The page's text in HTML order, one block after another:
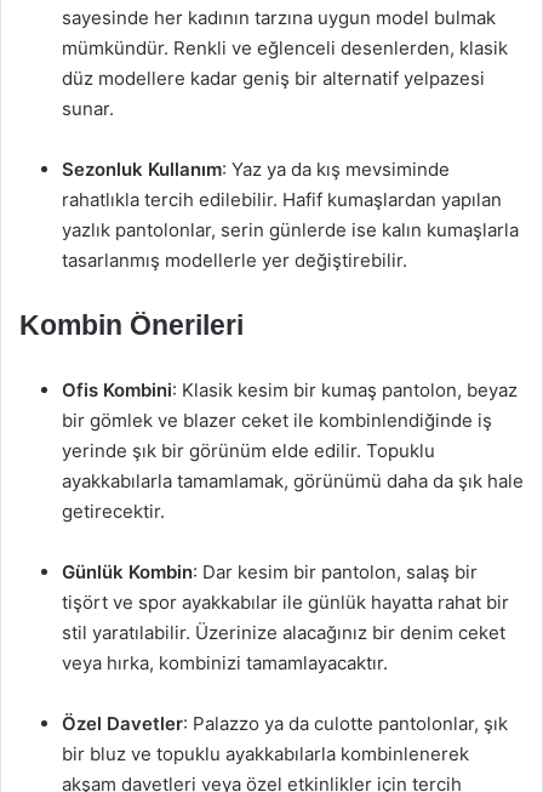
sayesinde her kadının tarzına uygun model bulmak
mümkündür. Renkli ve eğlenceli desenlerden, klasik
düz modellere kadar geniş bir alternatif yelpazesi
sunar.
Sezonluk Kullanım: Yaz ya da kış mevsiminde
rahatlıkla tercih edilebilir. Hafif kumaşlardan yapılan
yazlık pantolonlar, serin günlerde ise kalın kumaşlarla
tasarlanmış modellerle yer değiştirebilir.
Kombin Önerileri
Ofis Kombini: Klasik kesim bir kumaş pantolon, beyaz
bir gömlek ve blazer ceket ile kombinlendiğinde iş
yerinde şık bir görünüm elde edilir. Topuklu
ayakkabılarla tamamlamak, görünümü daha da şık hale
getirecektir.
Günlük Kombin: Dar kesim bir pantolon, salaş bir
tişört ve spor ayakkabılar ile günlük hayatta rahat bir
stil yaratılabilir. Üzerinize alacağınız bir denim ceket
veya hırka, kombinizi tamamlayacaktır.
Özel Davetler: Palazzo ya da culotte pantolonlar, şık
bir bluz ve topuklu ayakkabılarla kombinlenerek
akşam davetleri veya özel etkinlikler için tercih